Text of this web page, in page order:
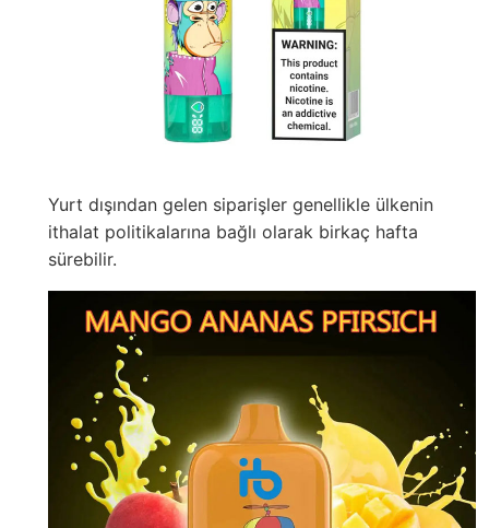
Yurt dışından gelen siparişler genellikle ülkenin
ithalat politikalarına bağlı olarak birkaç hafta
sürebilir.